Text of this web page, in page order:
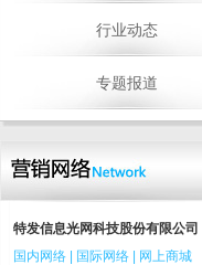
行业动态
专题报道
特发信息光网科技股份有限公司
国内网络
国际网络
网上商城